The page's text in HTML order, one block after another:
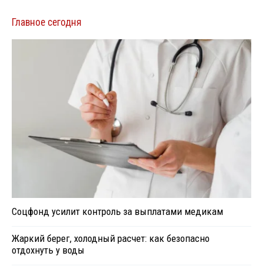
Главное сегодня
Соцфонд усилит контроль за выплатами медикам
Жаркий берег, холодный расчет: как безопасно
отдохнуть у воды